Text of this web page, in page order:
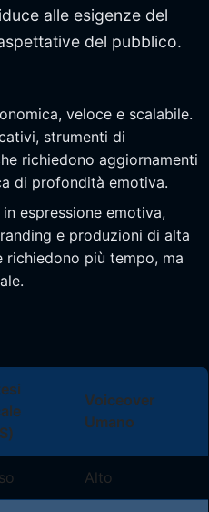
alle esigenze del
del pubblico.
veloce e scalabile.
strumenti di
richiedono aggiornamenti
di profondità emotiva.
in espressione emotiva,
e produzioni di alta
richiedono più tempo, ma
Voiceover
Umano
Alto